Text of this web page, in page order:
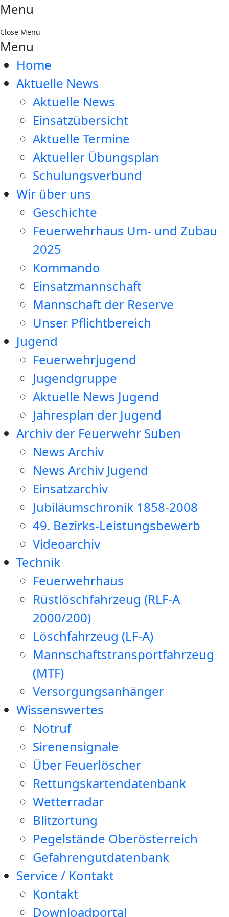
Menu
Close Menu
Menu
Home
Aktuelle News
Aktuelle News
Einsatzübersicht
Aktuelle Termine
Aktueller Übungsplan
Schulungsverbund
Wir über uns
Geschichte
Feuerwehrhaus Um- und Zubau
2025
Kommando
Einsatzmannschaft
Mannschaft der Reserve
Unser Pflichtbereich
Jugend
Feuerwehrjugend
Jugendgruppe
Aktuelle News Jugend
Jahresplan der Jugend
Archiv der Feuerwehr Suben
News Archiv
News Archiv Jugend
Einsatzarchiv
Jubiläumschronik 1858-2008
49. Bezirks-Leistungsbewerb
Videoarchiv
Technik
Feuerwehrhaus
Rüstlöschfahrzeug (RLF-A
2000/200)
Löschfahrzeug (LF-A)
Mannschaftstransportfahrzeug
(MTF)
Versorgungsanhänger
Wissenswertes
Notruf
Sirenensignale
Über Feuerlöscher
Rettungskartendatenbank
Wetterradar
Blitzortung
Pegelstände Oberösterreich
Gefahrengutdatenbank
Service / Kontakt
Kontakt
Downloadportal